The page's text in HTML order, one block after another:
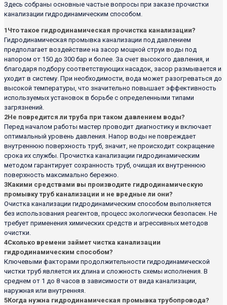
Здесь собраны основные частые вопросы при заказе прочистки
канализации гидродинамическим способом.
1 Что такое гидродинамическая прочистка канализации?
Гидродинамическая промывка канализации под давлением
предполагает воздействие на засор мощной струи воды под
напором от 150 до 300 бар и более. За счет высокого давления, и
благодаря подбору соответствующих насадок, засор размывается и
уходит в систему. При необходимости, вода может разогреваться до
высокой температуры, что значительно повышает эффективность
используемых установок в борьбе с определенными типами
загрязнений.
2Не повредится ли труба при таком давлением воды?
Перед началом работы мастер проводит диагностику и включает
оптимальный уровень давления. Напор воды не повреждает
внутреннюю поверхность труб, значит, не происходит сокращение
срока их службы. Прочистка канализации гидродинамическим
методом гарантирует сохранность труб, очищая их внутреннюю
поверхность максимально бережно.
3Какими средствами вы производите гидродинамическую
промывку труб канализации и не вредные ли они?
Очистка канализации гидродинамическим способом выполняется
без использования реагентов, процесс экологически безопасен. Не
требует применения химических средств и агрессивных методов
очистки.
4Сколько времени займет чистка канализации
гидродинамическим способом?
Ключевыми факторами продолжительности гидродинамической
чистки труб является их длина и сложность схемы исполнения. В
среднем от 1 до 8 часов в зависимости от вида канализации,
наружная или внутренняя.
5Когда нужна гидродинамическая промывка трубопровода?